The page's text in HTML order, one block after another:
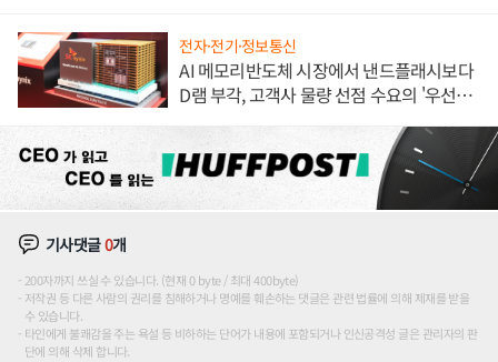
전자·전기·정보통신
AI 메모리반도체 시장에서 낸드플래시보다
D램 부각, 고객사 물량 선점 수요의 '우선순
기사댓글0개
200자까지 쓰실 수 있습니다. (현재 0 byte / 최대 400byte)
저작권 등 다른 사람의 권리를 침해하거나 명예를 훼손하는 댓글은 관련 법률에 의해 제재를 받을
수 있습니다.
타인에게 불쾌감을 주는 욕설 등 비하하는 단어가 내용에 포함되거나 인신공격성 글은 관리자의 판
단에 의해 삭제 합니다.